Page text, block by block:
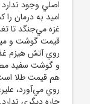
اصلي وجود ندارد
اميد به درمان
غزه مي‌جنگد تا
قيمت گوشت و
روي آتش هيزم
و گوشت سفيد
هم قيمت طلا
روي مي‌آورد،